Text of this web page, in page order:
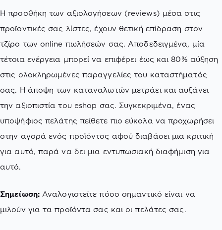
Η προσθήκη των αξιολογήσεων (reviews) μέσα στις
προϊοντικές σας λίστες, έχουν θετική επίδραση στον
τζίρο των online πωλήσεών σας. Αποδεδειγμένα, μία
τέτοια ενέργεια μπορεί να επιφέρει έως και 80% αύξηση
στις ολοκληρωμένες παραγγελίες του καταστήματός
σας. Η άποψη των καταναλωτών μετράει και αυξάνει
την αξιοπιστία του eshop σας. Συγκεκριμένα, ένας
υποψήφιος πελάτης πείθετε πιο εύκολα να προχωρήσει
στην αγορά ενός προϊόντος αφού διαβάσει μια κριτική
για αυτό, παρά να δει μια εντυπωσιακή διαφήμιση για
αυτό.
Σημείωση:Αναλογιστείτε πόσο σημαντικό είναι να
μιλούν για τα προϊόντα σας και οι πελάτες σας.